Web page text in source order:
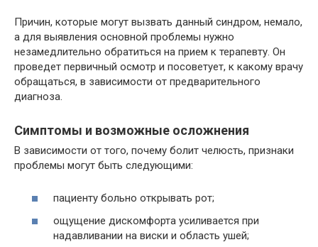
Причин, которые могут вызвать данный синдром, немало,
а для выявления основной проблемы нужно
незамедлительно обратиться на прием к терапевту. Он
проведет первичный осмотр и посоветует, к какому врачу
обращаться, в зависимости от предварительного
диагноза.
Симптомы и возможные осложнения
В зависимости от того, почему болит челюсть, признаки
проблемы могут быть следующими:
пациенту больно открывать рот;
ощущение дискомфорта усиливается при
надавливании на виски и область ушей;